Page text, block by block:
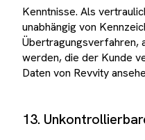
Kenntnisse. Als
unabhängig von
Übertragungsverfahren,
werden, die der Kunde
Daten von Revvity
13.